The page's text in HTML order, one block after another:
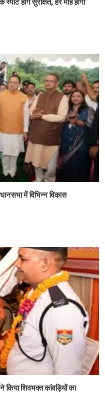
होंगे सुरक्षित, हर माह होगी
में विभिन्न विकास
किया शिवभक्त कांवड़ियों का